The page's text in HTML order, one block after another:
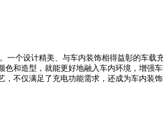
个设计精美、与车内装饰相得益彰的车载
和造型，就能更好地融入车内环境，增强
不仅满足了充电功能需求，还成为车内装饰